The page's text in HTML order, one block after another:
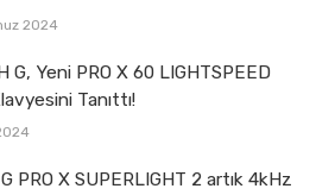
2024
G, Yeni PRO X 60 LIGHTSPEED
Tanıttı!
PRO X SUPERLIGHT 2 artık 4kHz